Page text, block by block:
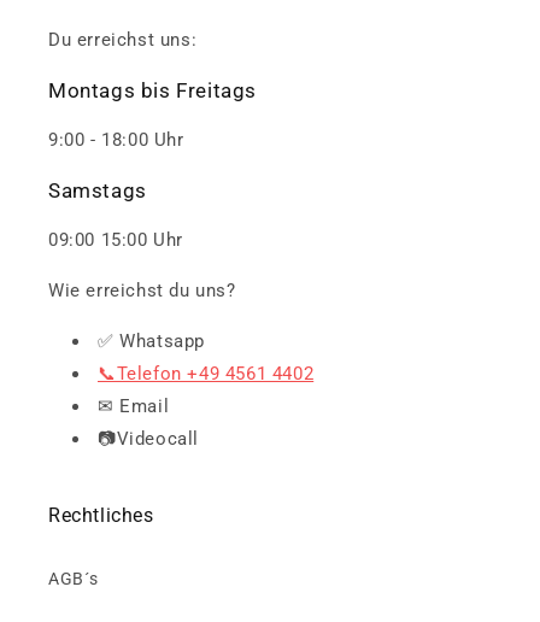
Du erreichst uns:
Montags bis Freitags
9:00 - 18:00 Uhr
Samstags
09:00 15:00 Uhr
Wie erreichst du uns?
✅ Whatsapp
📞Telefon +49 4561 4402
✉ Email
📷Videocall
Rechtliches
AGB´s